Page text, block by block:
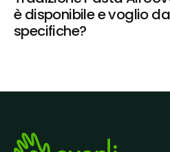
è disponibile e voglio
specifiche?